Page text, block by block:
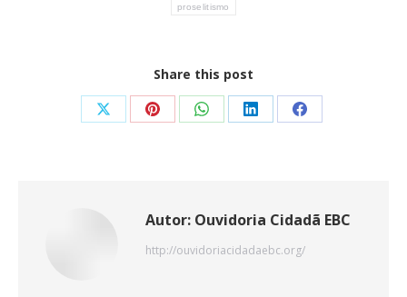
proselitismo
Share this post
Share Share Share Share Share
Autor: Ouvidoria Cidadã EBC
http://ouvidoriacidadaebc.org/